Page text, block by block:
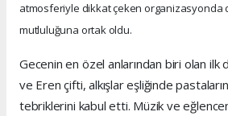
atmosferiyle dikkat çeken organizasyonda
mutluluğuna ortak oldu.
Gecenin en özel anlarından biri olan ilk
ve Eren çifti, alkışlar eşliğinde
tebriklerini kabul etti. Müzik ve